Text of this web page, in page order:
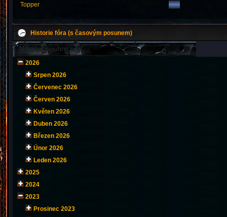
Topper
Historie fóra (s časovým posunem)
Měsíční souhrn
2026
Srpen 2026
Červenec 2026
Červen 2026
Květen 2026
Duben 2026
Březen 2026
Únor 2026
Leden 2026
2025
2024
2023
Prosinec 2023